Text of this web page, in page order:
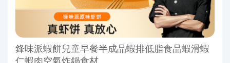
鋒味派蝦餅兒童早餐半成品蝦排低脂食品蝦滑蝦